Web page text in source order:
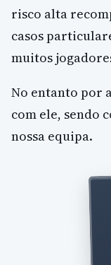
risco alta
casos
muitos
No entanto por
com ele, sendo
nossa equipa.